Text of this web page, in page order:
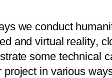
ys we conduct humani
d and virtual reality, cl
strate some technical c
project in various way